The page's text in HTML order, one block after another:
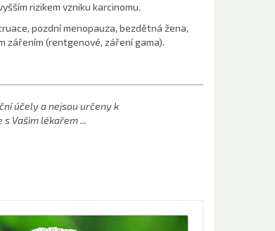
rizikem vzniku karcinomu.
pozdní menopauza, bezdětná žena,
zářením (rentgenové, záření gama).
účely a nejsou určeny k
Vašim lékařem ...